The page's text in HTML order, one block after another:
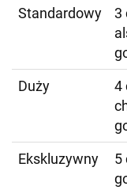
Standardowy
3
Duży
4
Ekskluzywny
5